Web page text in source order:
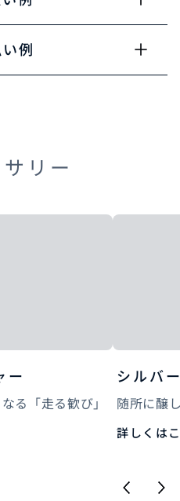
例
リー
ー
る「走る歓び」
シルバ
随所に醸
詳しくは